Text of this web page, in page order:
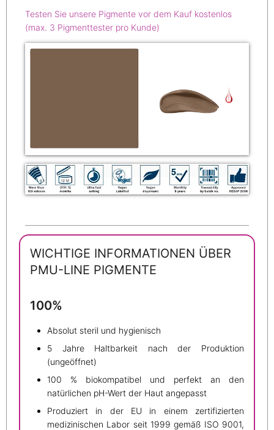
Testen Sie unsere Pigmente vor dem Kauf kostenlos
(max. 3 Pigmenttester pro Kunde)
WICHTIGE INFORMATIONEN ÜBER
PMU-LINE PIGMENTE
100%
Absolut steril und hygienisch
5 Jahre Haltbarkeit nach der Produktion
(ungeöffnet)
100 % biokompatibel und perfekt an den
natürlichen pH-Wert der Haut angepasst
Produziert in der EU in einem zertifizierten
medizinischen Labor seit 1999 gemäß ISO 9001,